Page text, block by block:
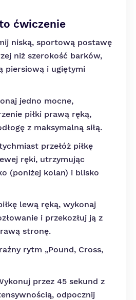
ćwiczenie
niską, sportową postawę
niż szerokość barków,
piersiową i ugiętymi
jedno mocne,
piłki prawą ręką,
z maksymalną siłą.
przełóż piłkę
ręki, utrzymując
(poniżej kolan) i blisko
lewą ręką, wykonaj
i przekozłuj ją z
stronę.
rytm „Pound, Cross,
przez 45 sekund z
odpocznij